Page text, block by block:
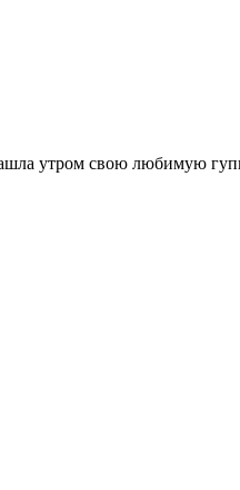
утром свою любимую